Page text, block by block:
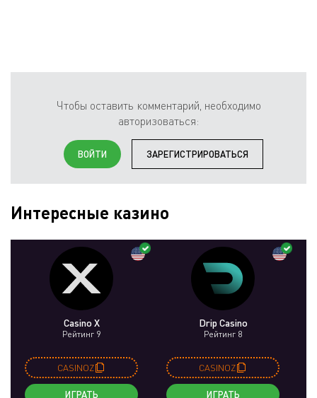
Чтобы оставить комментарий, необходимо
авторизоваться:
ВОЙТИ ЗАРЕГИСТРИРОВАТЬСЯ
Интересные казино
Casino X
Рейтинг 9
CASINOZ
ИГРАТЬ
Drip Casino
Рейтинг 8
CASINOZ
ИГРАТЬ